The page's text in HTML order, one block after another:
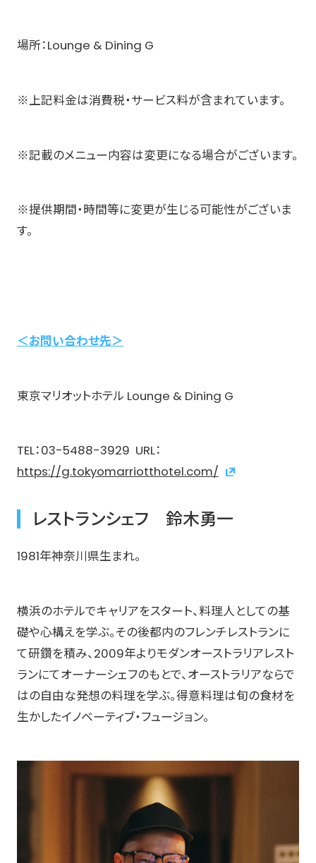
場所：Lounge & Dining G
※上記料金は消費税・サービス料が含まれています。
※記載のメニュー内容は変更になる場合がございます。
※提供期間・時間等に変更が生じる可能性がございま
す。
＜お問い合わせ先＞
東京マリオットホテル Lounge & Dining G
TEL：03-5488-3929 URL：
https://g.tokyomarriotthotel.com/
レストランシェフ 鈴木勇一
1981年神奈川県生まれ。
横浜のホテルでキャリアをスタート、料理人としての基
礎や心構えを学ぶ。その後都内のフレンチレストランに
て研鑽を積み、2009年よりモダンオーストラリアレスト
ランにてオーナーシェフのもとで、オーストラリアならで
はの自由な発想の料理を学ぶ。得意料理は旬の食材を
生かしたイノベーティブ・フュージョン。